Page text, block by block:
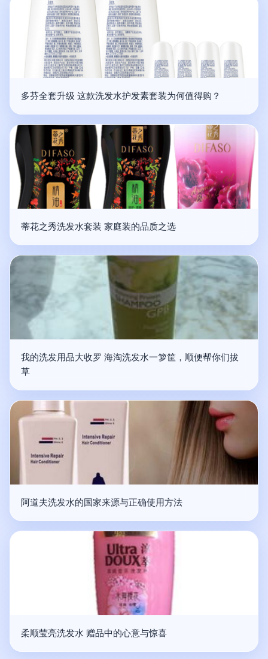
多芬全套升级 这款洗发水护发素套装为何值得购？
蒂花之秀洗发水套装 家庭装的品质之选
我的洗发用品大收罗 海淘洗发水一箩筐，顺便帮你们拔
草
阿道夫洗发水的国家来源与正确使用方法
柔顺莹亮洗发水 赠品中的心意与惊喜